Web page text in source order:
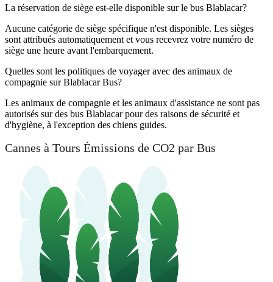
La réservation de siège est-elle disponible sur le bus Blablacar?
Aucune catégorie de siège spécifique n'est disponible. Les sièges
sont attribués automatiquement et vous recevrez votre numéro de
siège une heure avant l'embarquement.
Quelles sont les politiques de voyager avec des animaux de
compagnie sur Blablacar Bus?
Les animaux de compagnie et les animaux d'assistance ne sont pas
autorisés sur des bus Blablacar pour des raisons de sécurité et
d'hygiène, à l'exception des chiens guides.
Cannes à Tours Émissions de CO2 par Bus